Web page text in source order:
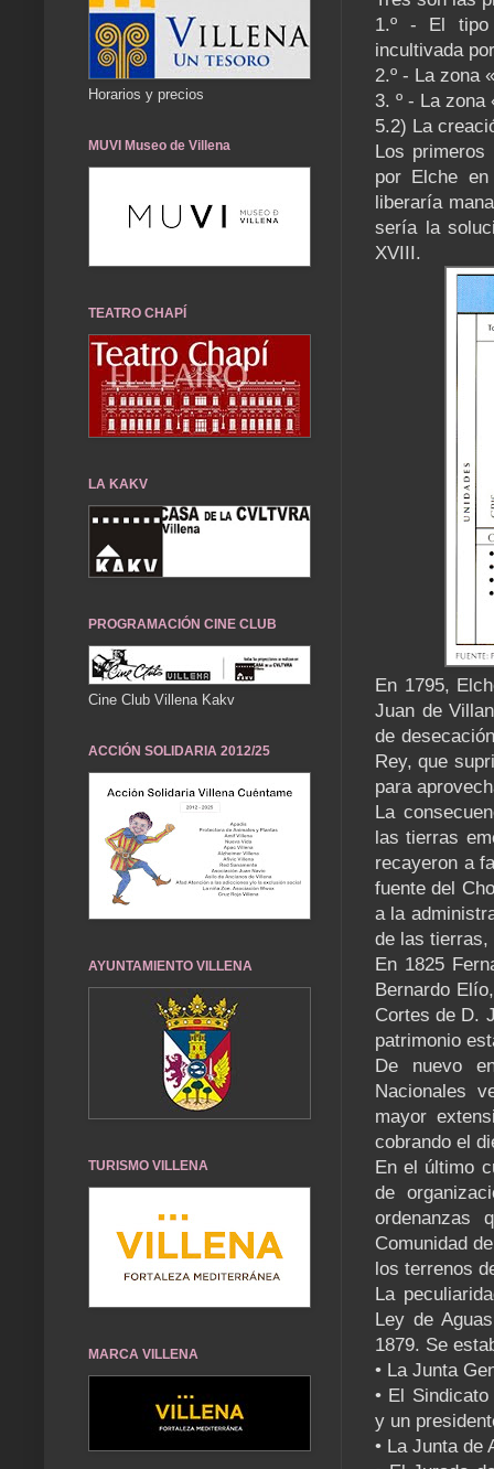
1.º - El tipo
incultivada
2.º - La zona
3. º - La
5.2) La
Los
por Elche
liberaría
sería la
XVIII.
En 1795,
Juan de
de
Rey, que
para
La
las tierras
recayeron a
fuente del
a la
de las tierras,
En 1825
Bernardo
Cortes de D.
patrimonio
De nuevo
Nacionales
mayor
cobrando el
En el último
de
ordenanzas
Comunidad
los terrenos
La
Ley de
1879. Se
• La Junta
• El
y un
• La Junta de
Horarios y precios
MUVI Museo de Villena
TEATRO CHAPÍ
LA KAKV
PROGRAMACIÓN CINE CLUB
Cine Club Villena Kakv
ACCIÓN SOLIDARIA 2012/25
AYUNTAMIENTO VILLENA
TURISMO VILLENA
MARCA VILLENA